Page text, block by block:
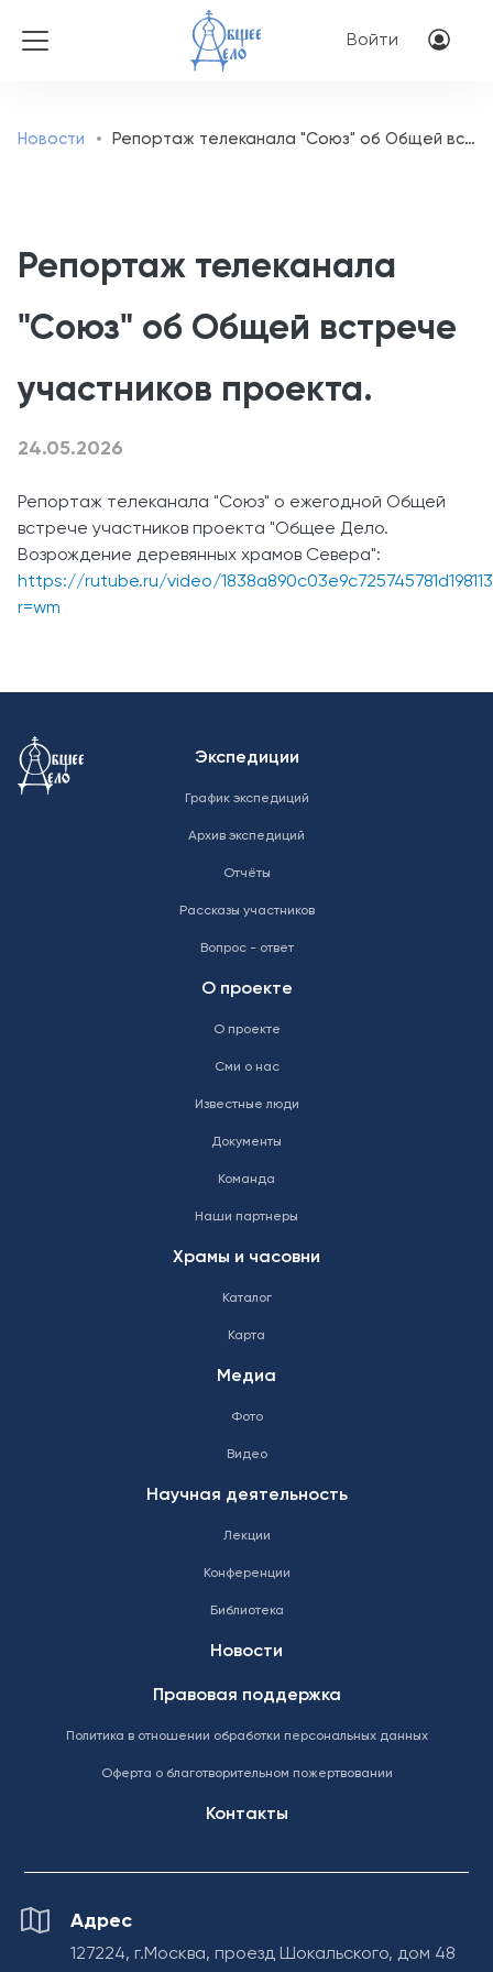
Меню
Войти
Новости Репортаж телеканала "Союз" об Общей встрече участников проекта.
Репортаж телеканала
"Союз" об Общей встрече
участников проекта.
24.05.2026
Репортаж телеканала "Союз" о ежегодной Общей
встрече участников проекта "Общее Дело.
Возрождение деревянных храмов Севера":
https://rutube.ru/video/
r=wm
Меню в подвалеЭкспедиции
График экспедиций
Архив экспедиций
Отчёты
Рассказы участников
Вопрос - ответ
О проекте
О проекте
Сми о нас
Известные люди
Документы
Команда
Наши партнеры
Храмы и часовни
Каталог
Карта
Медиа
Фото
Видео
Научная деятельность
Лекции
Конференции
Библиотека
Новости
Правовая поддержка
Политика в отношении обработки персональных данных
Оферта о благотворительном пожертвовании
Контакты
Адрес
127224, г.Москва, проезд Шокальского, дом 48